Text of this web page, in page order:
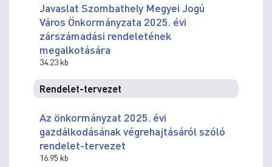
Javaslat Szombathely Megyei Jogú
Város Önkormányzata 2025. évi
zárszámadási rendeletének
megalkotására
34.23 kb
Rendelet-tervezet
Az önkormányzat 2025. évi
gazdálkodásának végrehajtásáról szóló
rendelet-tervezet
16.95 kb